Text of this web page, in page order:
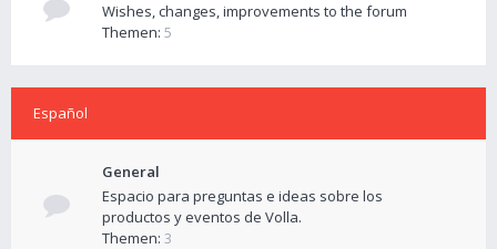
Wishes, changes, improvements to the forum
Themen: 5
Español
General
Espacio para preguntas e ideas sobre los
productos y eventos de Volla.
Themen: 3